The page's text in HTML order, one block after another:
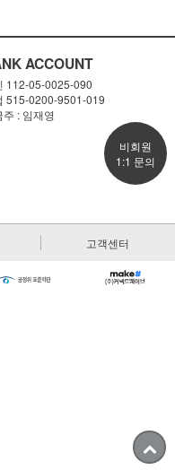
ACCOUNT
112-05-0025-090
515-0200-9501-019
주 : 임재영
비회원
1:1 문의
고객센터